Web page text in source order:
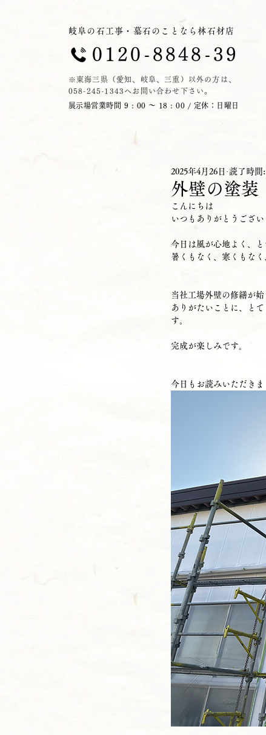
岐阜の石工事・墓石のことなら林石材店
0120-8848-39
※東海三県（愛知、岐阜、三重）以外の方は、
058-245-1343へお問い合わせ下さい。
展示場営業時間 9 : 00 ～ 18 : 00 / 定休：日曜日
外壁の塗装
2025年4月26日 読了時間
こんにちは
いつもありがとうござい
今日は風が心地よく、
暑くもなく、寒くもな
当社工場外壁の修繕が
ありがたいことに、と
す。
完成が楽しみです。
今日もお読みいただき